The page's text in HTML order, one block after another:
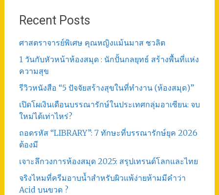
Recent Posts
ศาสตราจารย์พิเศษ คุณหญิงแม้นมาส ชวลิต
1 วันกับหัวหน้าห้องสมุด : นักปั้นกลยุทธ์ สร้างพื้นที่แห่ง
ความสุข
รีวิวหนังสือ “5 ปัจจัยสร้างสุขในที่ทำงาน (ห้องสมุด)”
เปิดโผเงินเดือนบรรณารักษ์ในประเทศกลุ่มอาเซียน: จบ
ใหม่ได้เท่าไหร่?
ถอดรหัส “LIBRARY”: 7 ทักษะที่บรรณารักษ์ยุค 2026
ต้องมี
เจาะลึกวงการห้องสมุด 2025: สรุปเทรนด์โลกและไทย
จริงไหมที่ครีมอาบน้ำสำหรับผิวแพ้ง่ายห้ามมีคำว่า
Acid บนขวด ?